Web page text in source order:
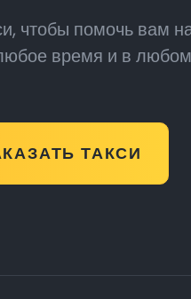
чтобы помочь вам
время и в
ТАКСИ